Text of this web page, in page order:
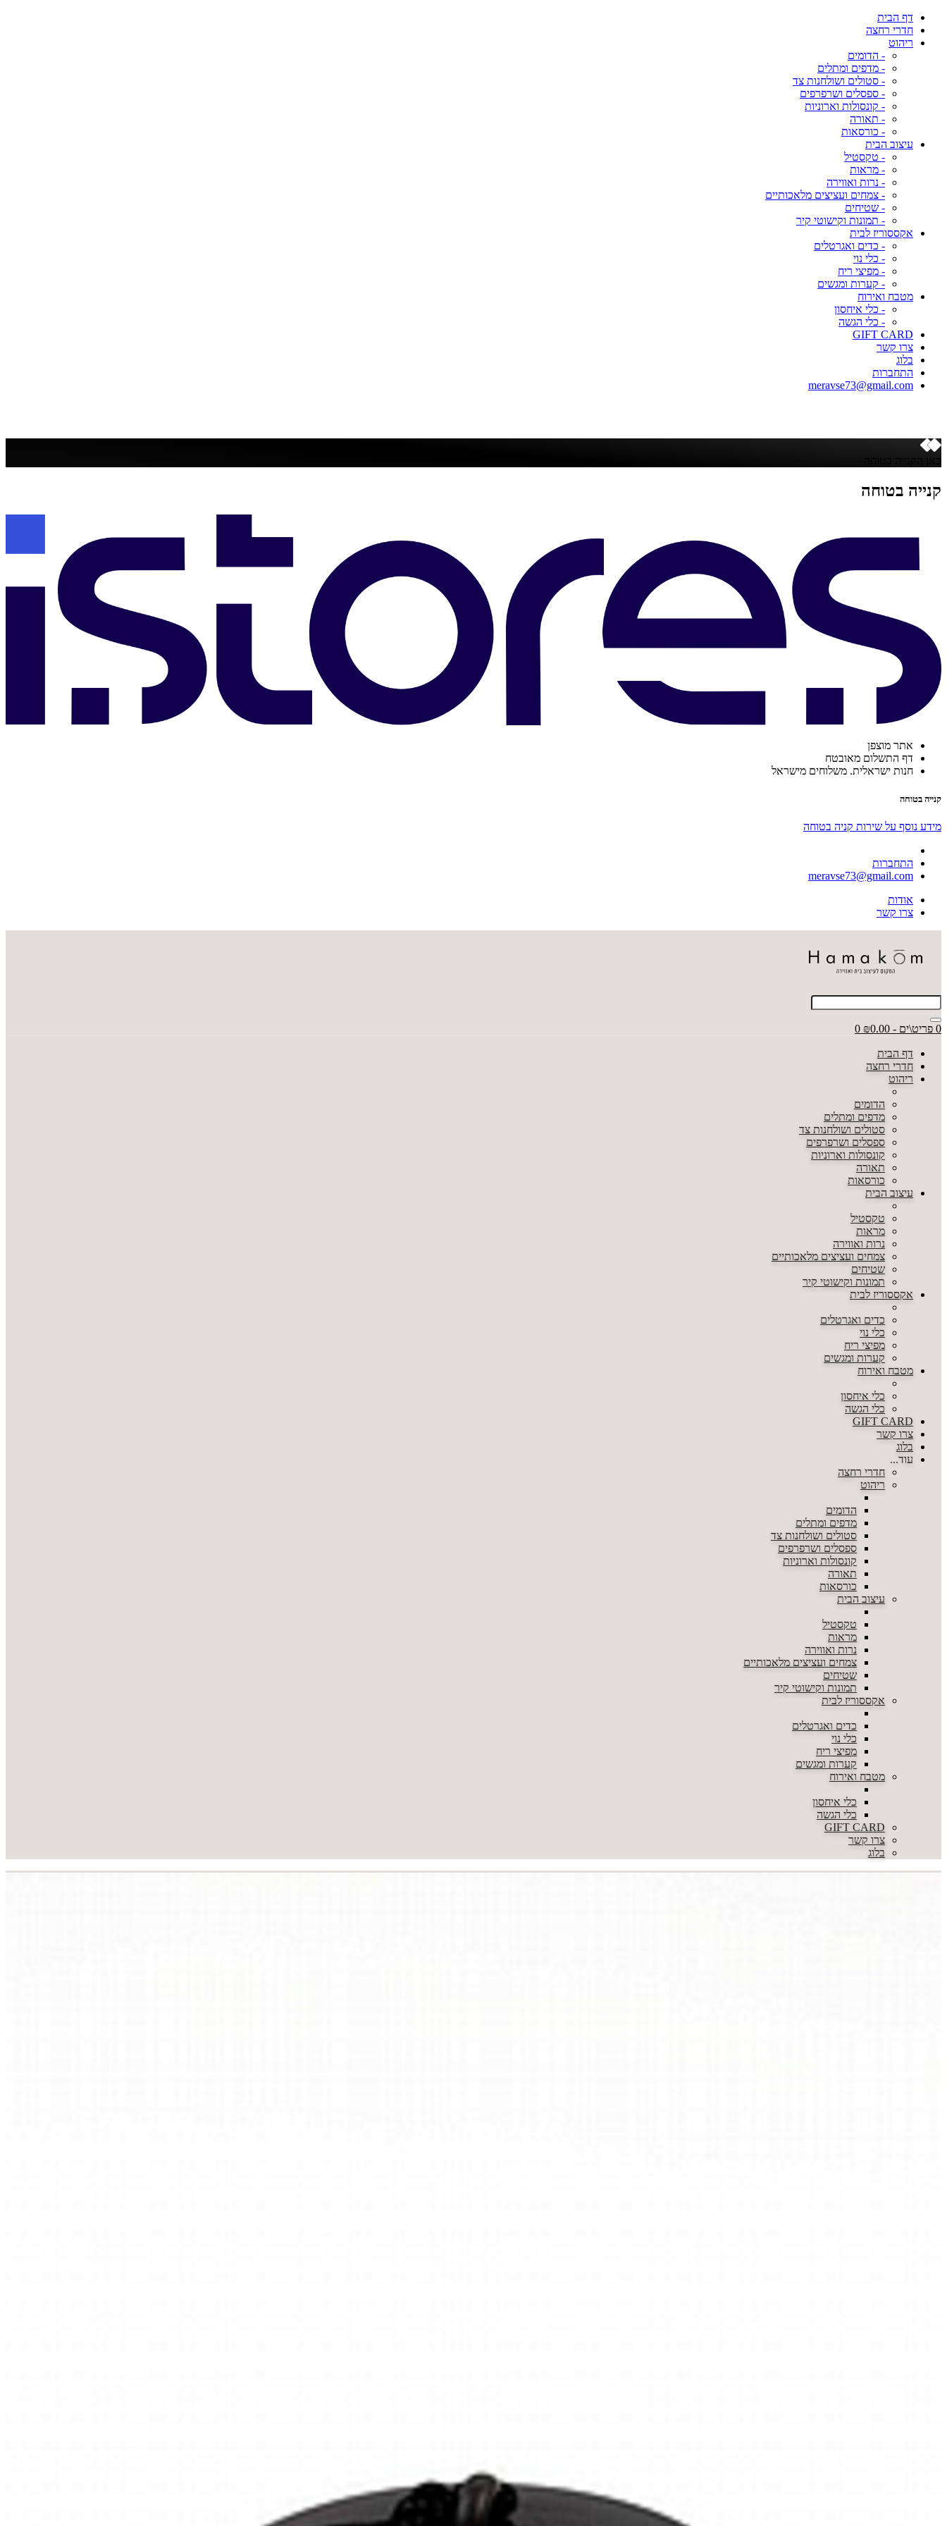
דף הבית
חדרי רחצה
ריהוט
- הדומים
- מדפים ומתלים
- סטולים ושולחנות צד
- ספסלים ושרפרפים
- קונסולות וארוניות
- תאורה
- כורסאות
עיצוב הבית
- טקסטיל
- מראות
- נרות ואווירה
- צמחים ועציצים מלאכותיים
- שטיחים
- תמונות וקישוטי קיר
אקססוריז לבית
- כדים ואגרטלים
- כלי נוי
- מפיצי ריח
- קערות ומגשים
מטבח ואירוח
- כלי איחסון
- כלי הגשה
GIFT CARD
צרו קשר
בלוג
התחברות
meravse73@gmail.com
כאן הקנייה בטוחה
קנייה בטוחה
אתר מוצפן
דף התשלום מאובטח
חנות ישראלית. משלוחים מישראל
קנייה בטוחה
מידע נוסף על שירות קניה בטוחה
התחברות
meravse73@gmail.com
אודות
צרו קשר
0 פריט\ים - ₪0.00 0
דף הבית
חדרי רחצה
ריהוט
הדומים
מדפים ומתלים
סטולים ושולחנות צד
ספסלים ושרפרפים
קונסולות וארוניות
תאורה
כורסאות
עיצוב הבית
טקסטיל
מראות
נרות ואווירה
צמחים ועציצים מלאכותיים
שטיחים
תמונות וקישוטי קיר
אקססוריז לבית
כדים ואגרטלים
כלי נוי
מפיצי ריח
קערות ומגשים
מטבח ואירוח
כלי איחסון
כלי הגשה
GIFT CARD
צרו קשר
בלוג
עוד...
חדרי רחצה
ריהוט
הדומים
מדפים ומתלים
סטולים ושולחנות צד
ספסלים ושרפרפים
קונסולות וארוניות
תאורה
כורסאות
עיצוב הבית
טקסטיל
מראות
נרות ואווירה
צמחים ועציצים מלאכותיים
שטיחים
תמונות וקישוטי קיר
אקססוריז לבית
כדים ואגרטלים
כלי נוי
מפיצי ריח
קערות ומגשים
מטבח ואירוח
כלי איחסון
כלי הגשה
GIFT CARD
צרו קשר
בלוג